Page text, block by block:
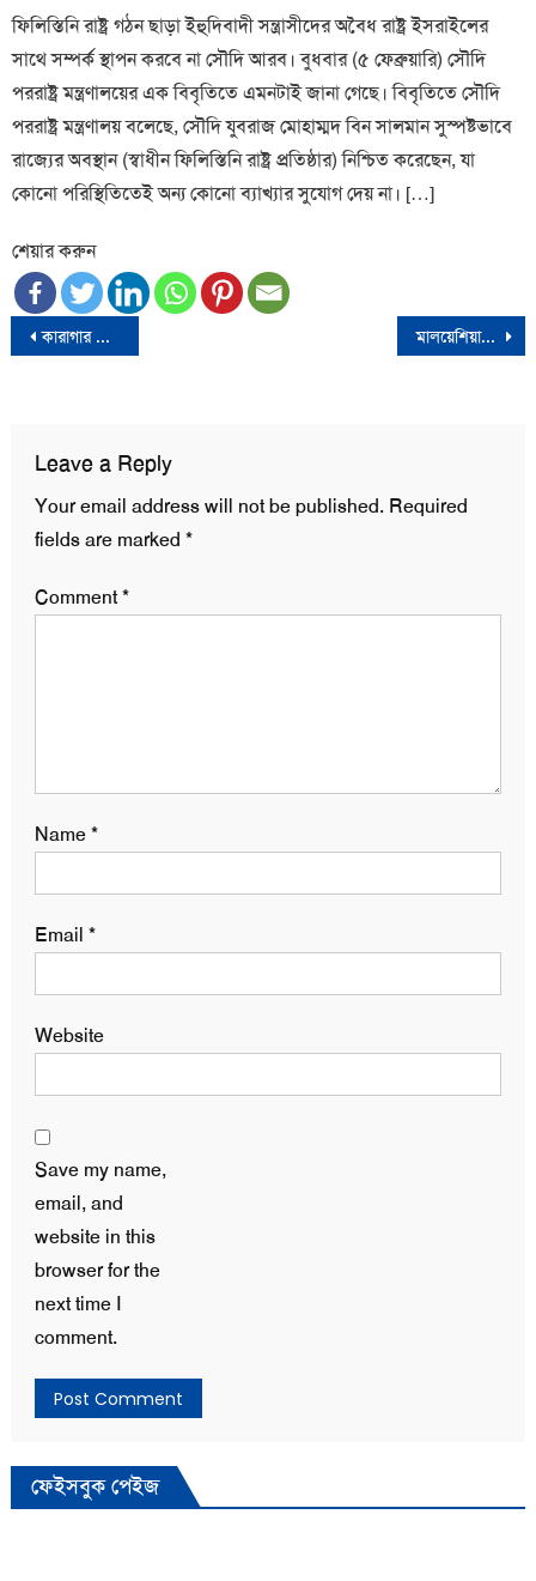
ফিলিস্তিনি রাষ্ট্র গঠন ছাড়া ইহুদিবাদী সন্ত্রাসীদের অবৈধ রাষ্ট্র ইসরাইলের
সাথে সম্পর্ক স্থাপন করবে না সৌদি আরব। বুধবার (৫ ফেব্রুয়ারি) সৌদি
পররাষ্ট্র মন্ত্রণালয়ের এক বিবৃতিতে এমনটাই জানা গেছে। বিবৃতিতে সৌদি
পররাষ্ট্র মন্ত্রণালয় বলেছে, সৌদি যুবরাজ মোহাম্মদ বিন সালমান সুস্পষ্টভাবে
রাজ্যের অবস্থান (স্বাধীন ফিলিস্তিনি রাষ্ট্র প্রতিষ্ঠার) নিশ্চিত করেছেন, যা
কোনো পরিস্থিতিতেই অন্য কোনো ব্যাখ্যার সুযোগ দেয় না। […]
শেয়ার করুন
Post
কারাগার থেকে মুক্তি পেলেন বিএনপি নেতা মির্জা আব্বাস মালয়েশিয়ায় সমুদ্র থেকে বাংলাদেশির মরদেহ উদ্ধার
Leave a Reply
Your email address will not be published. Required
fields are marked *
Comment*
Name*
Email *
Website
Save my name,
email, and
website in this
browser for the
next time I
comment.
ফেইসবুক পেইজ